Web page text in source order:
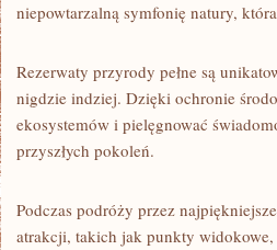
niepowtarzalną symfonię natury,
Rezerwaty przyrody ‌pełne⁣ są
nigdzie indziej. Dzięki ochronie
ekosystemów i‌ pielęgnować
przyszłych ⁢pokoleń.
Podczas podróży‍ przez
atrakcji, takich ‍jak punkty⁣